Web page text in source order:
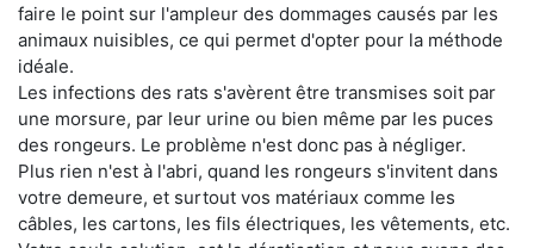
faire le point sur l'ampleur des dommages causés par les
animaux nuisibles, ce qui permet d'opter pour la méthode
idéale.
Les infections des rats s'avèrent être transmises soit par
une morsure, par leur urine ou bien même par les puces
des rongeurs. Le problème n'est donc pas à négliger.
Plus rien n'est à l'abri, quand les rongeurs s'invitent dans
votre demeure, et surtout vos matériaux comme les
câbles, les cartons, les fils électriques, les vêtements, etc.